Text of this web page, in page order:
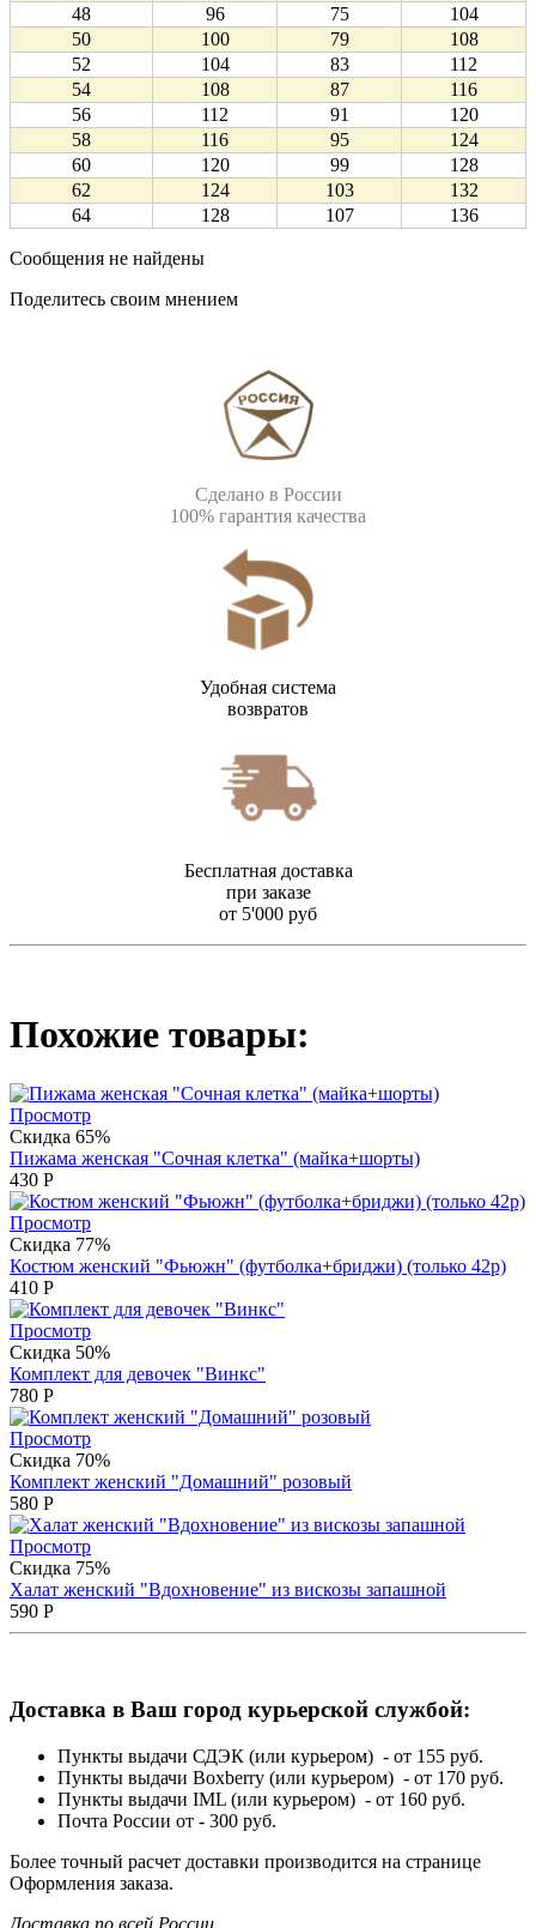
48
96 75
104
50
100 79
108
52
104 83
112
54
108 87
116
56
112 91
120
58
116 95
124
60
120 99
128
62
124 103
132
64
128 107 136
Сообщения не найдены
Поделитесь своим мнением
Сделано в России
100% гарантия качества
Удобная система
возвратов
Бесплатная доставка
при заказе
от 5'000 руб
Похожие товары:
Просмотр
Скидка 65%
Пижама женская "Сочная клетка" (майка+шорты)
430 Р
Просмотр
Скидка 77%
Костюм женский "Фьюжн" (футболка+бриджи) (только 42р)
410 Р
Просмотр
Скидка 50%
Комплект для девочек "Винкс"
780 Р
Просмотр
Скидка 70%
Комплект женский "Домашний" розовый
580 Р
Просмотр
Скидка 75%
Халат женский "Вдохновение" из вискозы запашной
590 Р
Доставка в Ваш город курьерской службой:
Пункты выдачи СДЭК (или курьером) - от 155 руб.
Пункты выдачи Boxberry (или курьером) - от 170 руб.
Пункты выдачи IML (или курьером) - от 160 руб.
Почта России от - 300 руб.
Более точный расчет доставки производится на странице
Оформления заказа.
Доставка по всей России.